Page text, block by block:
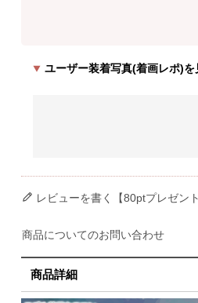
ユーザー装着写真(着画レポ)を
レビューを書く【80ptプレゼント
商品についてのお問い合わせ
商品詳細